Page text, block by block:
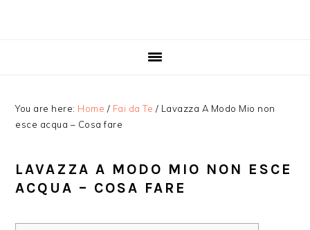
You are here: Home / Fai da Te / Lavazza A Modo Mio non
esce acqua​ – Cosa fare
LAVAZZA A MODO MIO NON ESCE
ACQUA​ – COSA FARE